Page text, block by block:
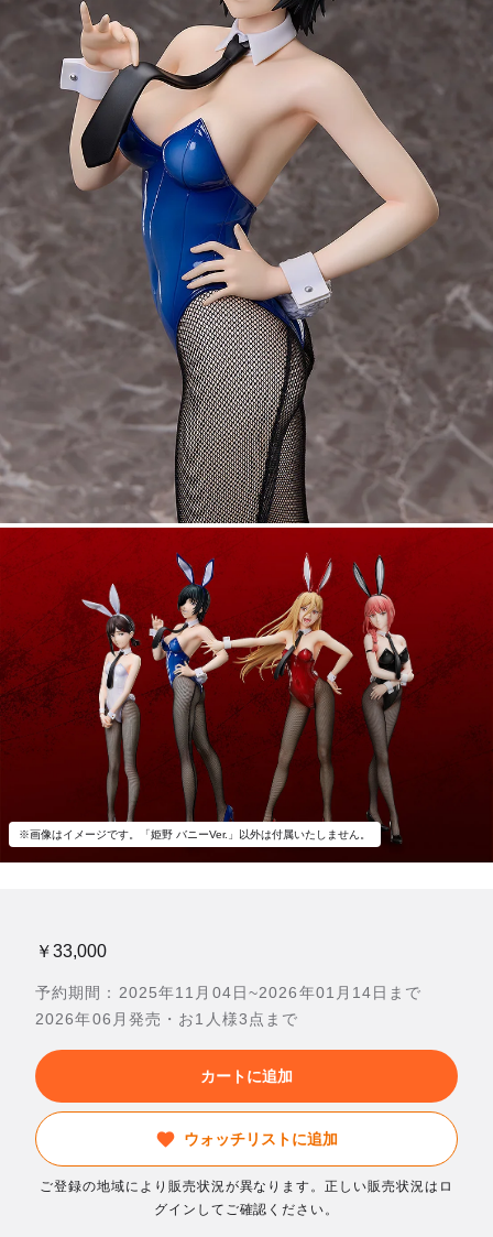
※画像はイメージです。「姫野 バニーVer.」以外は付属いたしません。
￥33,000
予約期間：2025年11月04日~2026年01月14日まで
2026年06月発売・お1人様3点まで
カートに追加
ウォッチリストに追加
ご登録の地域により販売状況が異なります。正しい販売状況はロ
グインしてご確認ください。